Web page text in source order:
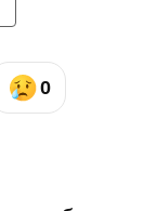
0